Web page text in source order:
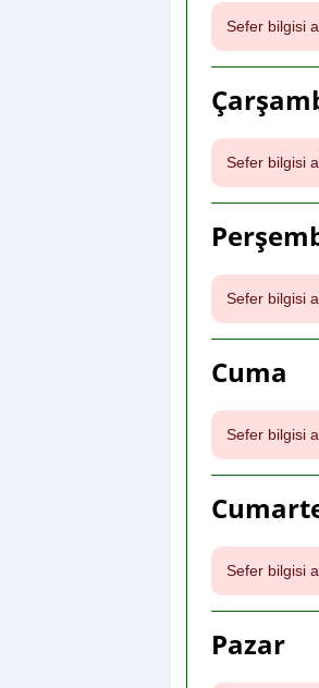
Sefer bilgisi
Sefer bilgisi
Sefer bilgisi
Cuma
Sefer bilgisi
Sefer bilgisi
Pazar